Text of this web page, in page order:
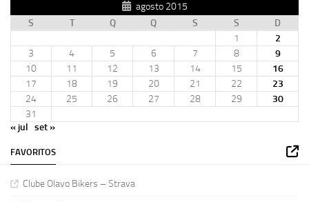
agosto 2015
S
T Q Q S S
D
1
2
3
4 5 6 7 8
9
10
11 12 13 14 15
16
17
18 19 20 21 22
23
24
25 26 27 28 29
30
31
« jul set »
FAVORITOS
Clube Olavo Bikers – Strava